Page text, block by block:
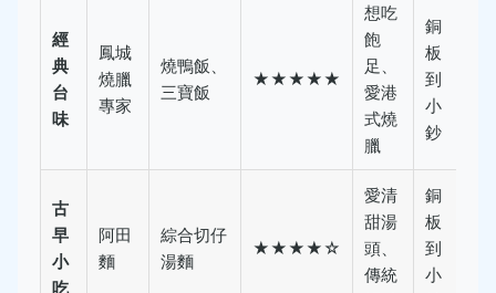
經
典
台
味
鳳城
燒臘
專家
燒鴨飯、
三寶飯
★★★★★
想吃
飽
足、
愛港
式燒
臘
銅
板
到
小
鈔
古
早
小
吃
阿田
麵
綜合切仔
湯麵
★★★★☆
愛清
甜湯
頭、
傳統
銅
板
到
小